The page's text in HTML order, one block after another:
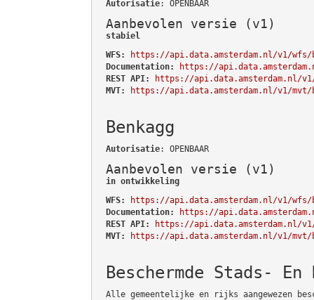
Autorisatie: OPENBAAR
Aanbevolen versie (v1)
stabiel
WFS:
https://api.data.amsterdam.nl/v1/wfs/
Documentation:
https://
REST API:
https://api.data.amsterdam.nl/
MVT:
https://api.data.amsterdam.nl/v1/mvt/
Benkagg
Autorisatie: OPENBAAR
Aanbevolen versie (v1)
in ontwikkeling
WFS:
https://api.data.amsterdam.nl/v1/wfs/
Documentation:
https://
REST API:
https://api.data.amsterdam.nl/v1/
MVT:
https://api.data.amsterdam.nl/v1/mvt/
Beschermde Stads-
Alle gemeentelijke en rijks aangewezen